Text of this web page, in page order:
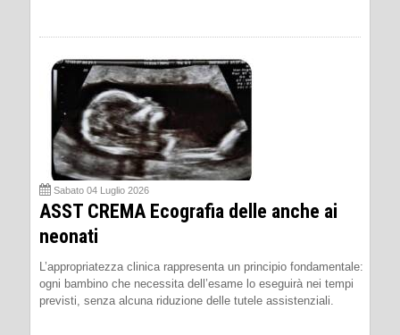
Sabato 04 Luglio 2026
ASST CREMA Ecografia delle anche ai
neonati
L’appropriatezza clinica rappresenta un principio fondamentale:
ogni bambino che necessita dell’esame lo eseguirà nei tempi
previsti, senza alcuna riduzione delle tutele assistenziali.